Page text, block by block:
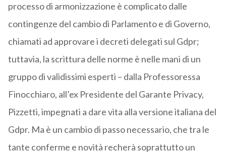
processo di armonizzazione è complicato dalle
contingenze del cambio di Parlamento e di Governo,
chiamati ad approvare i decreti delegati sul Gdpr;
tuttavia, la scrittura delle norme è nelle mani di un
gruppo di validissimi esperti – dalla Professoressa
Finocchiaro, all’ex Presidente del Garante Privacy,
Pizzetti, impegnati a dare vita alla versione italiana del
Gdpr. Ma è un cambio di passo necessario, che tra le
tante conferme e novità recherà soprattutto un